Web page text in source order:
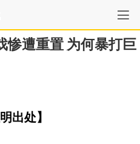
惨遭重置 为何暴打巨
出处】